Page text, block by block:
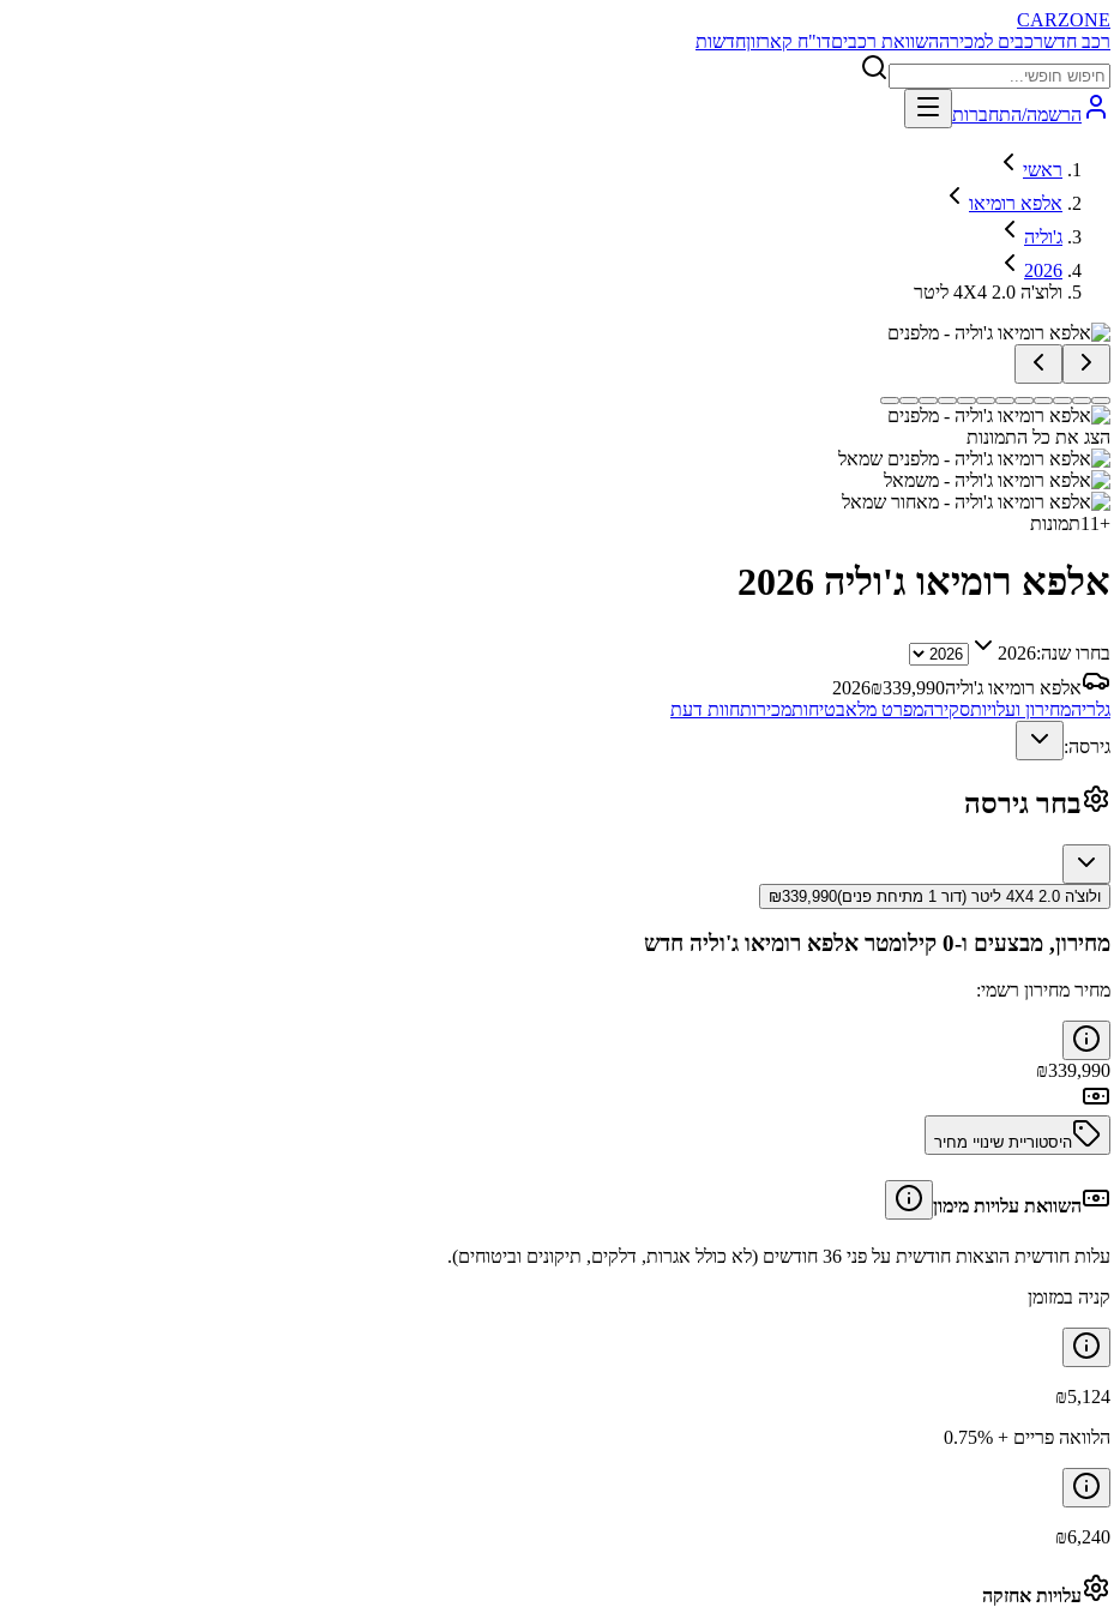
CARZONE
רכב חדשרכבים למכירההשוואת רכביםדו"ח קארזוןחדשות
הרשמה/התחברות
ראשי
אלפא רומיאו
ג'וליה
2026
ולוצ'ה 4X4 2.0 ליטר
הצג את כל התמונות
+
11תמונות
אלפא רומיאו ג'וליה 2026
בחרו שנה:2026
אלפא רומיאו ג'וליה
2026₪339,990
גלריהמחירון ועלויותסקירהמפרט מלאבטיחותמכירותחוות דעת
גירסה:
בחר גירסה
ולוצ'ה 4X4 2.0 ליטר (דור 1 מתיחת פנים) ₪339,990
מחירון, מבצעים ו-0 קילומטר אלפא רומיאו ג'וליה חדש
מחיר מחירון רשמי:
₪339,990
היסטוריית שינויי מחיר
השוואת עלויות מימון
עלות חודשית הוצאות חודשית על פני 36 חודשים (לא כולל אגרות, דלקים, תיקונים וביטוחים).
קניה במזומן
₪5,124
הלוואה פריים + 0.75%
₪6,240
עלויות אחזקה